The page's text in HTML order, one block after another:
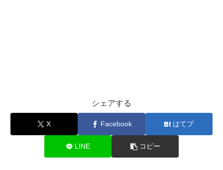
シェアする
X Facebook はてブ
LINE コピー